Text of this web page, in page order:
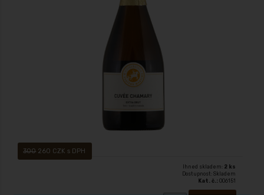
300 260 CZK s DPH
šumivé víno vyrobené z odrůd Chardonnay a Ryzlink rýnský v poměru
Ihned skladem: 2 ks
Dostupnost: Skladem
Kat. č.: 006151